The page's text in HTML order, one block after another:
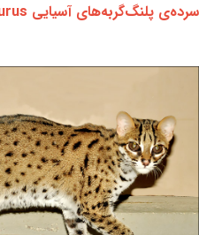
سرده‌ی پلنگ‌گربه‌های آسیایی Prionailurus